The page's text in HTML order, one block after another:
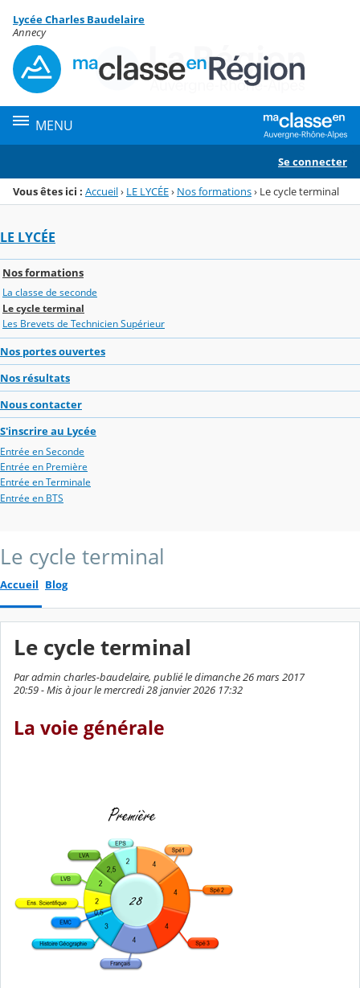
Menu de la rubrique
Contenu
Lycée Charles Baudelaire
Annecy
MENU
Se connecter
Vous êtes ici : Accueil› LE LYCÉE› Nos formations› Le cycle terminal
LE LYCÉE
Nos formations
La classe de seconde
Le cycle terminal
Les Brevets de Technicien Supérieur
Nos portes ouvertes
Nos résultats
Nous contacter
S'inscrire au Lycée
Entrée en Seconde
Entrée en Première
Entrée en Terminale
Entrée en BTS
Le cycle terminal
Accueil Blog
Le cycle terminal
Par admin charles-baudelaire, publié le dimanche 26 mars 2017
20:59 - Mis à jour le mercredi 28 janvier 2026 17:32
La voie générale